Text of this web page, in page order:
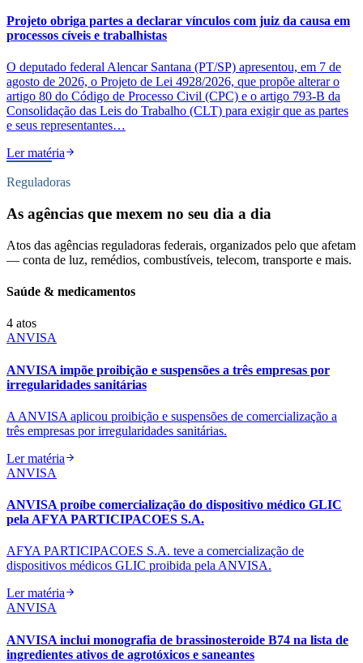
Projeto obriga partes a declarar vínculos com juiz da causa em
processos cíveis e trabalhistas
O deputado federal Alencar Santana (PT/SP) apresentou, em 7 de
agosto de 2026, o Projeto de Lei 4928/2026, que propõe alterar o
artigo 80 do Código de Processo Civil (CPC) e o artigo 793-B da
Consolidação das Leis do Trabalho (CLT) para exigir que as partes
e seus representantes…
Ler matéria
Reguladoras
As agências que mexem no seu dia a dia
Atos das agências reguladoras federais, organizados pelo que afetam
— conta de luz, remédios, combustíveis, telecom, transporte e mais.
Saúde & medicamentos
4 atos
ANVISA
ANVISA impõe proibição e suspensões a três empresas por
irregularidades sanitárias
A ANVISA aplicou proibição e suspensões de comercialização a
três empresas por irregularidades sanitárias.
Ler matéria
ANVISA
ANVISA proíbe comercialização do dispositivo médico GLIC
pela AFYA PARTICIPACOES S.A.
AFYA PARTICIPACOES S.A. teve a comercialização de
dispositivos médicos GLIC proibida pela ANVISA.
Ler matéria
ANVISA
ANVISA inclui monografia de brassinosteroide B74 na lista de
ingredientes ativos de agrotóxicos e saneantes